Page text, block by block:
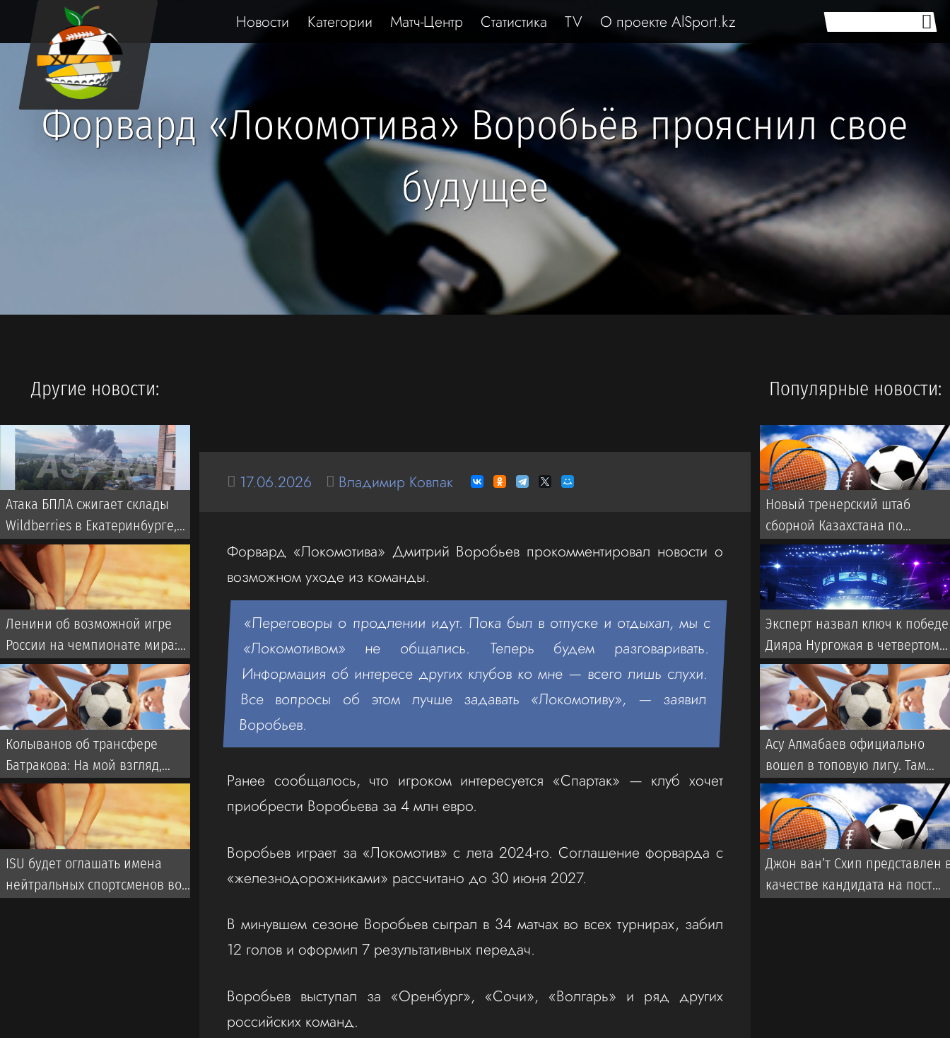
Новости Категории Матч-Центр Статистика TV О проекте AlSport.kz
Форвард «Локомотива» Воробьёв прояснил свое
будущее
17.06.2026 Владимир Ковпак
Форвард «Локомотива» Дмитрий Воробьев прокомментировал новости о
возможном уходе из команды.
«Переговоры о продлении идут. Пока был в отпуске и отдыхал, мы с
«Локомотивом» не общались. Теперь будем разговаривать.
Информация об интересе других клубов ко мне — всего лишь слухи.
Все вопросы об этом лучше задавать «Локомотиву», — заявил
Воробьев.
Ранее сообщалось, что игроком интересуется «Спартак» — клуб хочет
приобрести Воробьева за 4 млн евро.
Воробьев играет за «Локомотив» с лета 2024-го. Соглашение форварда с
«железнодорожниками» рассчитано до 30 июня 2027.
В минувшем сезоне Воробьев сыграл в 34 матчах во всех турнирах, забил
12 голов и оформил 7 результативных передач.
Воробьев выступал за «Оренбург», «Сочи», «Волгарь» и ряд других
российских команд.
Другие новости:
Атака БПЛА сжигает склады
Wildberries в Екатеринбурге,
дроны бьют по Свердловской
области и Екатеринбургу 7
августа 2026
Ленини об возможной игре
России на чемпионате мира:
Они однозначно прошли бы
далеко
Колыванов об трансфере
Батракова: На мой взгляд,
Батраков заслужил лучшего,
чем чемпионат Турции
ISU будет оглашать имена
нейтральных спортсменов во
Популярные новости:
Новый тренерский штаб
сборной Казахстана по
футболу: кто будет помогать
голландцу ван’т Схипу
Эксперт назвал ключ к победе
Дияра Нургожая в четвертом
бою UFC
Асу Алмабаев официально
вошел в топовую лигу. Там
выступают Царукян и Белал
Джон ван’т Схип представлен
качестве кандидата на пост